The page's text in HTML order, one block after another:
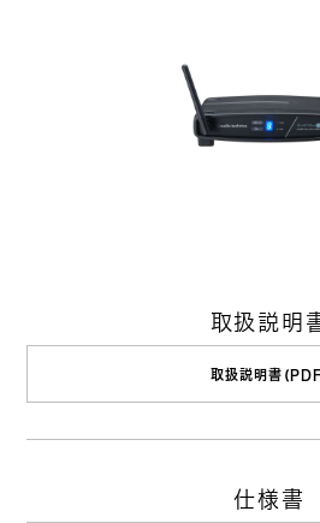
取扱説明
取扱説明書
仕様書